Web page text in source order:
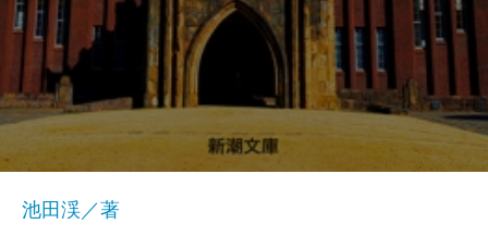
池田渓／著